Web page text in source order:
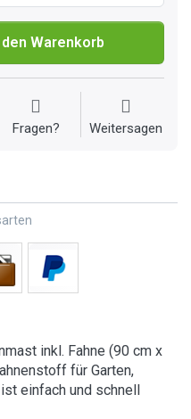
den Warenkorb
Fragen? Weitersagen
inkl. Fahne (90 cm x
für Garten,
einfach und schnell